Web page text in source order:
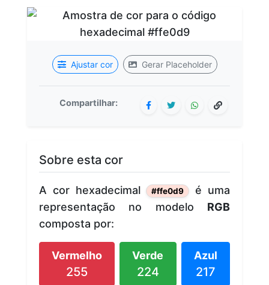
Ajustar cor Gerar Placeholder
Compartilhar:
Sobre esta cor
A cor hexadecimal #ffe0d9
é uma
representação no modelo RGB
composta por:
Vermelho
255
Verde
224
Azul
217